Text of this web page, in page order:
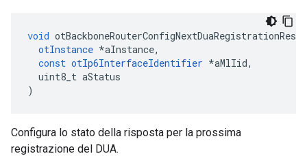
void
otInstance *aInstance,
const otIp6InterfaceIdentifier *aMlIid,
uint8_t aStatus
)
Configura lo stato della risposta per la prossima
registrazione del DUA.